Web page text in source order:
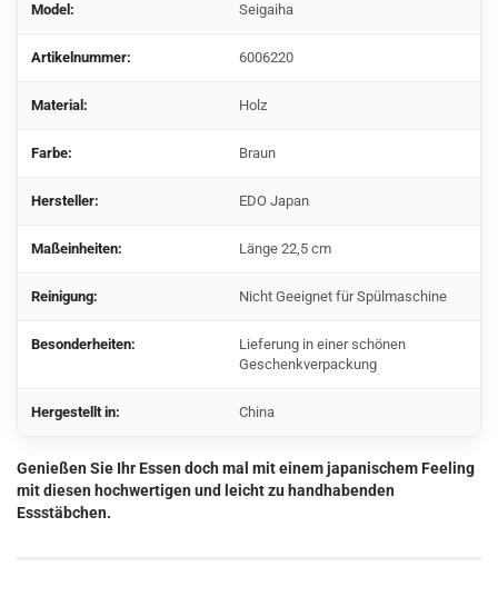
Model: Seigaiha
Artikelnummer: 6006220
Material: Holz
Farbe: Braun
Hersteller: EDO Japan
Maßeinheiten: Länge 22,5 cm
Reinigung: Nicht Geeignet für Spülmaschine
Besonderheiten:
Lieferung in einer schönen
Geschenkverpackung
Hergestellt in: China
Genießen Sie Ihr Essen doch mal mit einem japanischem Feeling
mit diesen hochwertigen und leicht zu handhabenden
Essstäbchen.